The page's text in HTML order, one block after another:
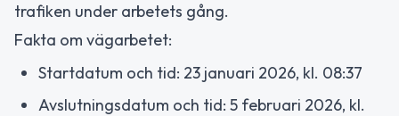
trafiken under arbetets gång.
Fakta om vägarbetet:
Startdatum och tid: 23 januari 2026, kl. 08:37
Avslutningsdatum och tid: 5 februari 2026, kl.